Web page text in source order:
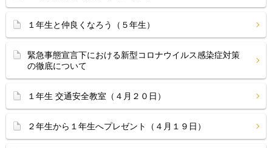
１年生と仲良くなろう（５年生）
緊急事態宣言下における新型コロナウイルス感染症対策
の徹底について
１年生 交通安全教室（４月２０日）
２年生から１年生へプレゼント（４月１９日）